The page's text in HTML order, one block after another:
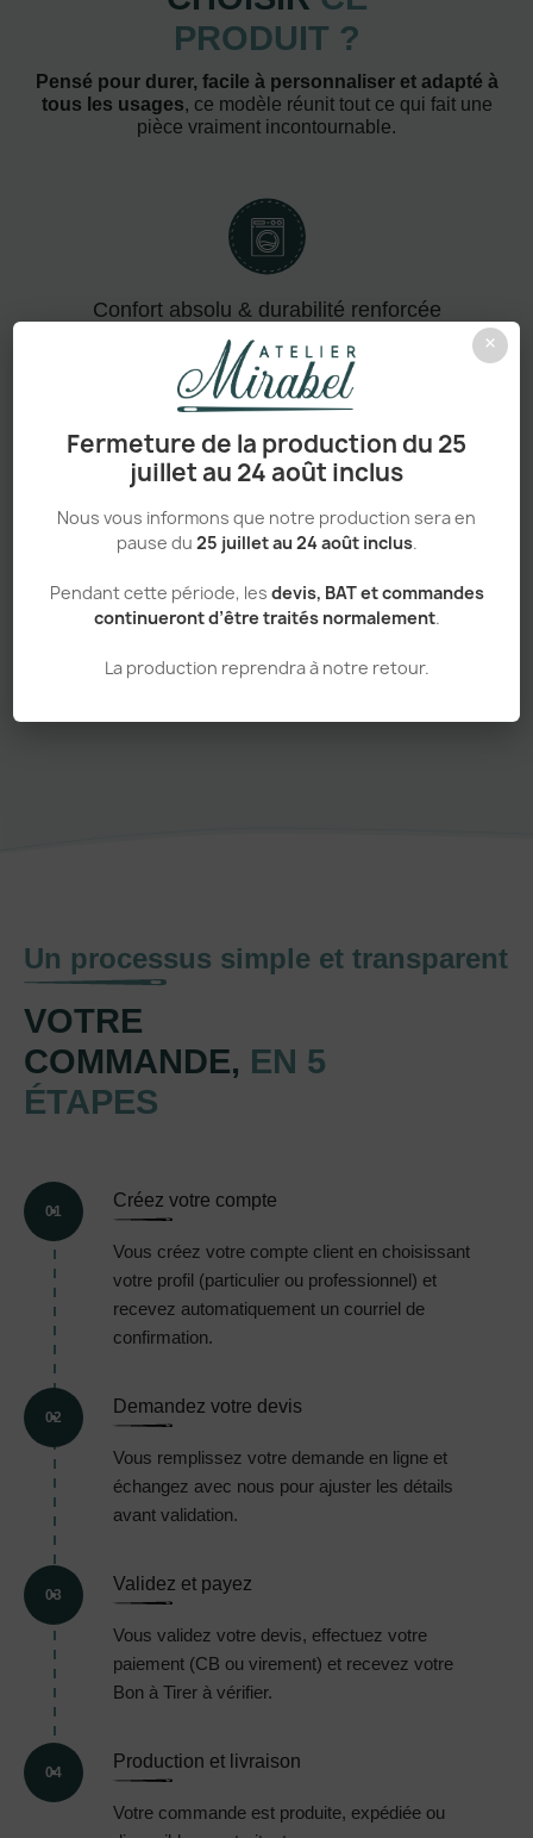
×
Fermeture de la production du 25
juillet au 24 août inclus
Nous vous informons que notre production sera en
pause du 25 juillet au 24 août inclus.
Pendant cette période, les devis, BAT et commandes
continueront d’être traités normalement.
La production reprendra à notre retour.
PRODUIT ?
Pensé pour durer, facile à personnaliser et adapté à
tous les usages, ce modèle réunit tout ce qui fait une
pièce vraiment incontournable.
Confort absolu & durabilité renforcée
Personnalisation haut de gamme
Un processus simple et transparent
VOTRE
COMMANDE, EN 5
ÉTAPES
01
Créez votre compte
Vous créez votre compte client en choisissant
votre profil (particulier ou professionnel) et
recevez automatiquement un courriel de
confirmation.
02
Demandez votre devis
Vous remplissez votre demande en ligne et
échangez avec nous pour ajuster les détails
avant validation.
03
Validez et payez
Vous validez votre devis, effectuez votre
paiement (CB ou virement) et recevez votre
Bon à Tirer à vérifier.
04
Production et livraison
Votre commande est produite, expédiée ou